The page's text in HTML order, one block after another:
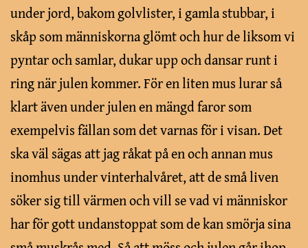
under jord, bakom golvlister, i gamla stubbar, i
skåp som människorna glömt och hur de liksom vi
pyntar och samlar, dukar upp och dansar runt i
ring när julen kommer. För en liten mus lurar så
klart även under julen en mängd faror som
exempelvis fällan som det varnas för i visan. Det
ska väl sägas att jag råkat på en och annan mus
inomhus under vinterhalvåret, att de små liven
söker sig till värmen och vill se vad vi människor
har för gott undanstoppat som de kan smörja sina